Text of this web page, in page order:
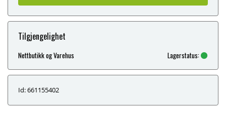
Tilgjengelighet
Nettbutikk og Varehus Lagerstatus:
Id: 661155402